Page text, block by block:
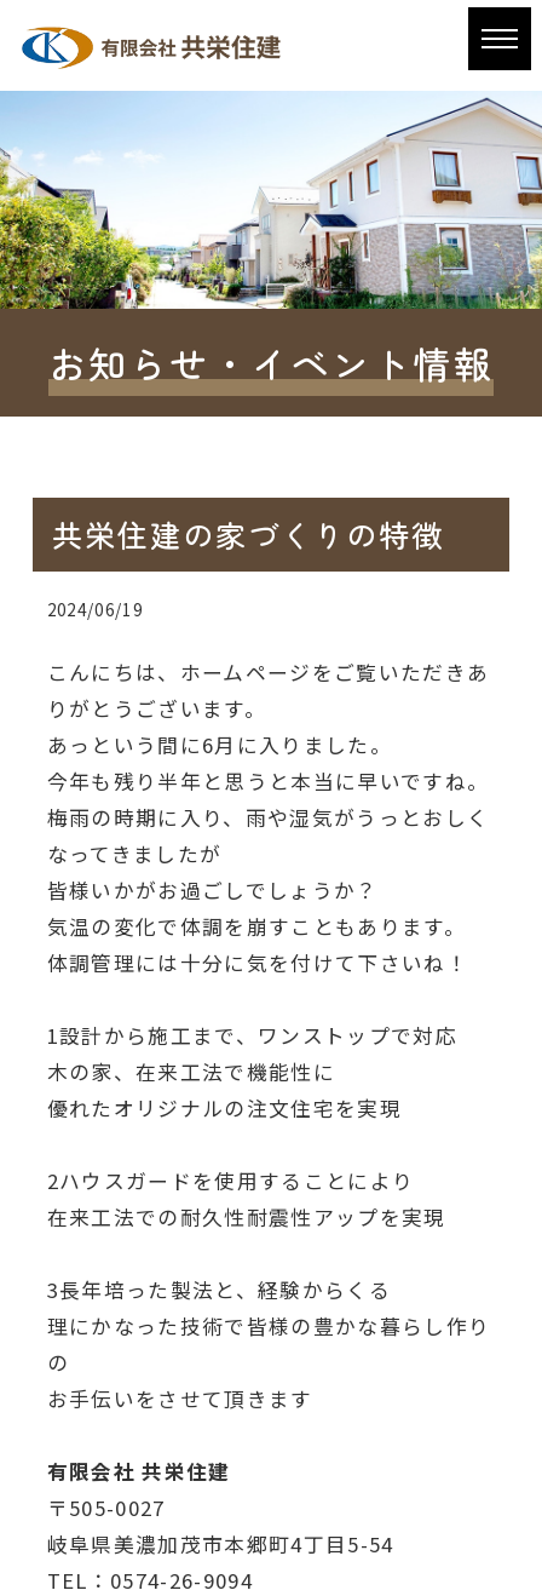
お知らせ・イベント情報
共栄住建の家づくりの特徴
2024/06/19
こんにちは、ホームページをご覧いただきあ
りがとうございます。
あっという間に6月に入りました。
今年も残り半年と思うと本当に早いですね。
梅雨の時期に入り、雨や湿気がうっとおしく
なってきましたが
皆様いかがお過ごしでしょうか？
気温の変化で体調を崩すこともあります。
体調管理には十分に気を付けて下さいね！
1設計から施工まで、ワンストップで対応
木の家、在来工法で機能性に
優れたオリジナルの注文住宅を実現
2ハウスガードを使用することにより
在来工法での耐久性耐震性アップを実現
3長年培った製法と、経験からくる
理にかなった技術で皆様の豊かな暮らし作り
の
お手伝いをさせて頂きます
有限会社 共栄住建
〒505-0027
岐阜県美濃加茂市本郷町4丁目5-54
TEL：0574-26-9094